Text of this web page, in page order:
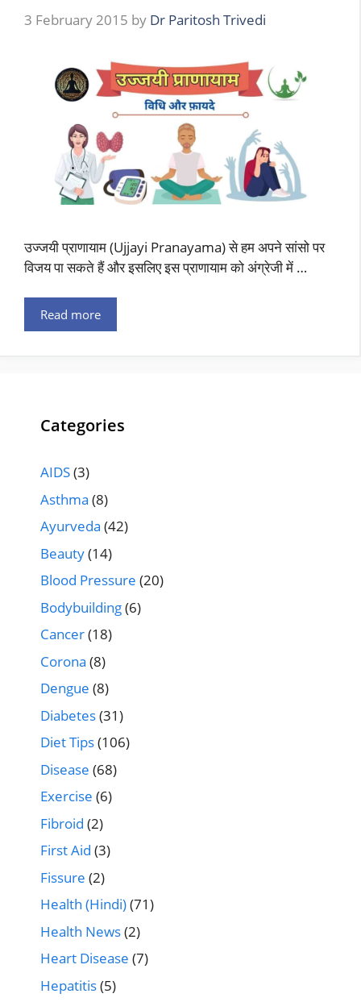
3 February 2015 by Dr Paritosh Trivedi
उज्जयी प्राणायाम (Ujjayi Pranayama) से हम अपने सांसो पर
विजय पा सकते हैं और इसलिए इस प्राणायाम को अंग्रेजी में …
Read more
Categories
AIDS(3)
Asthma (8)
Ayurveda (42)
Beauty(14)
Blood Pressure (20)
Bodybuilding(6)
Cancer(18)
Corona (8)
Dengue (8)
Diabetes(31)
Diet Tips(106)
Disease (68)
Exercise (6)
Fibroid (2)
First Aid (3)
Fissure (2)
Health (Hindi)(71)
Health News(2)
Heart Disease (7)
Hepatitis(5)